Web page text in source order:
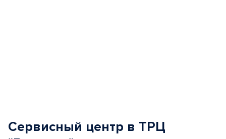
Сервисный центр в ТРЦ